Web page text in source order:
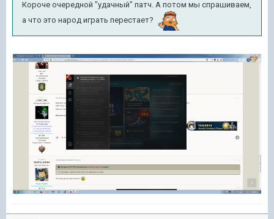
Короче очередной "удачный" патч. А потом мы спрашиваем,
а что это народ играть перестает?